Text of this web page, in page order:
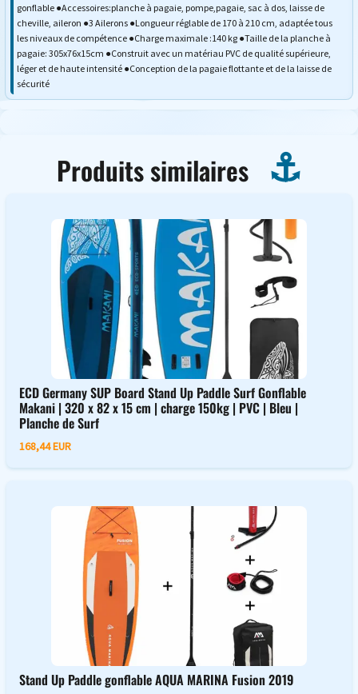
gonflable ●Accessoires:planche à pagaie, pompe,pagaie, sac à dos, laisse de
cheville, aileron ●3 Ailerons ●Longueur réglable de 170 à 210 cm, adaptée tous
les niveaux de compétence ●Charge maximale :140 kg ●Taille de la planche à
pagaie: 305x76x15cm ●Construit avec un matériau PVC de qualité supérieure,
léger et de haute intensité ●Conception de la pagaie flottante et de la laisse de
sécurité
Produits similaires
ECD Germany SUP Board Stand Up Paddle Surf Gonflable
Makani | 320 x 82 x 15 cm | charge 150kg | PVC | Bleu |
Planche de Surf
168,44 EUR
Stand Up Paddle gonflable AQUA MARINA Fusion 2019